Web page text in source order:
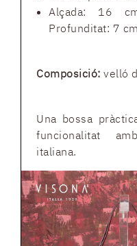
Alçada: 16
Profunditat: 7 cm
Composició: velló
Una bossa
funcionalitat
italiana.